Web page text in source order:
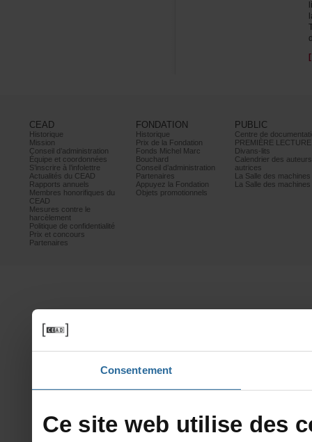
Consentement
CEAD
Historique
Mission
Conseild’administration
Équipeetcoordonnées
S’inscrireàl’infolettre
ActualitésduCEAD
Rapportsannuels
Membreshonorifiquesdu
CEAD
Mesurescontrele
harcèlement
Politiquedeconfidentialité
Prixetconcours
Partenaires
FONDATION
Historique
PrixdelaFondation
FondsMichelMarc
Bouchard
Conseild’administration
Partenaires
AppuyezlaFondation
Objetspromotionnels
PUBLIC
PREMIÈRELECTURE
Divans-lits
autrices